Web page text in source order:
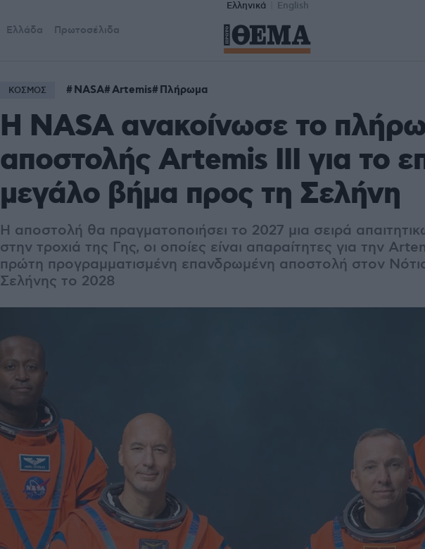
Ελληνικά English
Ελλάδα Πρωτοσέλιδα
ΚΟΣΜΟΣ NASA Artemis Πλήρωμα
Η NASA ανακοίνωσε το
αποστολής Artemis III για το
μεγάλο βήμα προς τη Σελήνη
Η αποστολή θα πραγματοποιήσει το 2027 μια σειρά
στην τροχιά της Γης, οι οποίες είναι απαραίτητες για την
πρώτη προγραμματισμένη επανδρωμένη αποστολή στον
Σελήνης το 2028